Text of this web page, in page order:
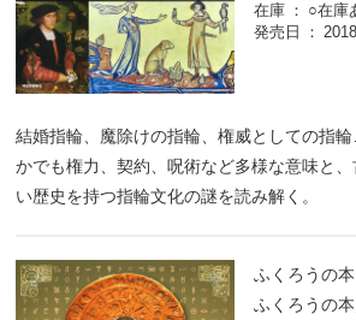
在庫
○在庫
発売日
結婚指輪、魔除けの指輪、権威としての指
かでも権力、契約、呪術など多様な意味と
い歴史を持つ指輪文化の謎を読み解く。
ふくろうの本
ふくろうの